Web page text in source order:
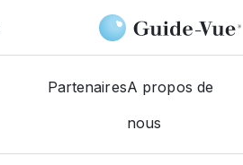
PartenairesA propos de
nous